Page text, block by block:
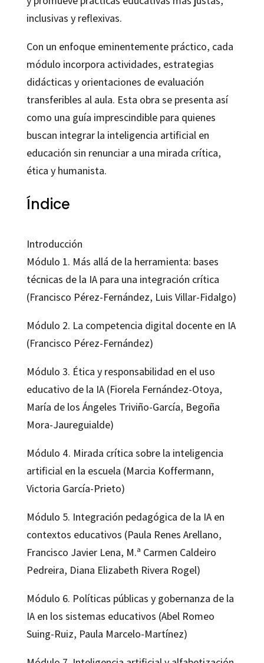
inclusivas y reflexivas.
Con un enfoque eminentemente práctico, cada
módulo incorpora actividades, estrategias
didácticas y orientaciones de evaluación
transferibles al aula. Esta obra se presenta así
como una guía imprescindible para quienes
buscan integrar la inteligencia artificial en
educación sin renunciar a una mirada crítica,
ética y humanista.
Índice
Introducción
Módulo 1. Más allá de la herramienta: bases
técnicas de la IA para una integración crítica
(Francisco Pérez-Fernández, Luis Villar-Fidalgo)
Módulo 2. La competencia digital docente en IA
(Francisco Pérez-Fernández)
Módulo 3. Ética y responsabilidad en el uso
educativo de la IA (Fiorela Fernández-Otoya,
María de los Ángeles Triviño-García, Begoña
Mora-Jaureguialde)
Módulo 4. Mirada crítica sobre la inteligencia
artificial en la escuela (Marcia Koffermann,
Victoria García-Prieto)
Módulo 5. Integración pedagógica de la IA en
contextos educativos (Paula Renes Arellano,
Francisco Javier Lena, M.ª Carmen Caldeiro
Pedreira, Diana Elizabeth Rivera Rogel)
Módulo 6. Políticas públicas y gobernanza de la
IA en los sistemas educativos (Abel Romeo
Suing-Ruiz, Paula Marcelo-Martínez)